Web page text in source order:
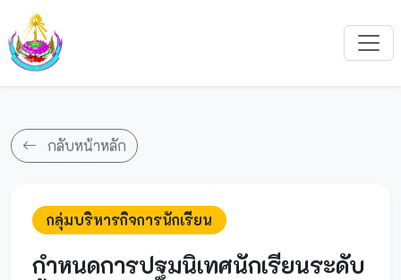
กลับหน้าหลัก
กลุ่มบริหารกิจการนักเรียน
กำหนดการปฐมนิเทศนักเรียนระดับ